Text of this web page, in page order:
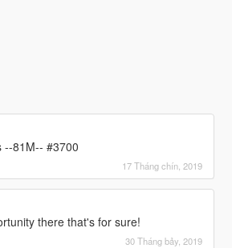
--81M-- #3700
17 Tháng chín, 2019
there that's for sure!
30 Tháng bảy, 2019